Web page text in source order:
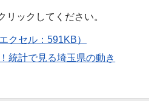
リックしてください。
クセル：591KB）
統計で見る埼玉県の動き